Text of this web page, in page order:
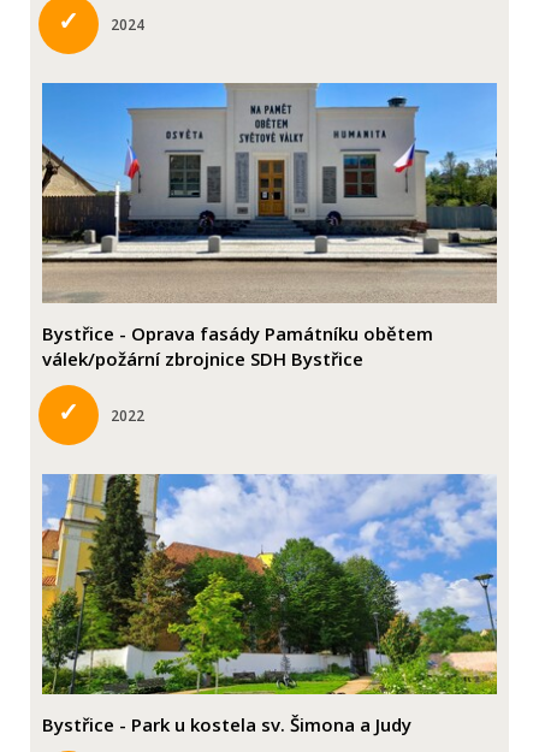
✓ 2024
Bystřice - Oprava fasády Památníku obětem
válek/požární zbrojnice SDH Bystřice
✓ 2022
Bystřice - Park u kostela sv. Šimona a Judy